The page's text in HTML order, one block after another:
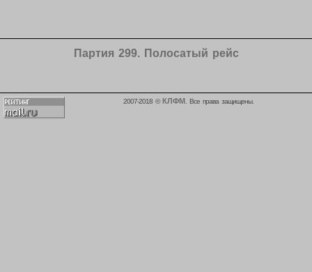
Партия 299. Полосатый рейс
2007-2018 © КЛФМ . Все права защищены.